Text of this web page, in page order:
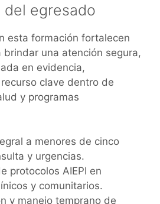
egresado
esta formación fortalecen
brindar una atención segura,
en evidencia,
clave dentro de
y programas
a menores de cinco
y urgencias.
protocolos AIEPI en
y comunitarios.
y manejo temprano de